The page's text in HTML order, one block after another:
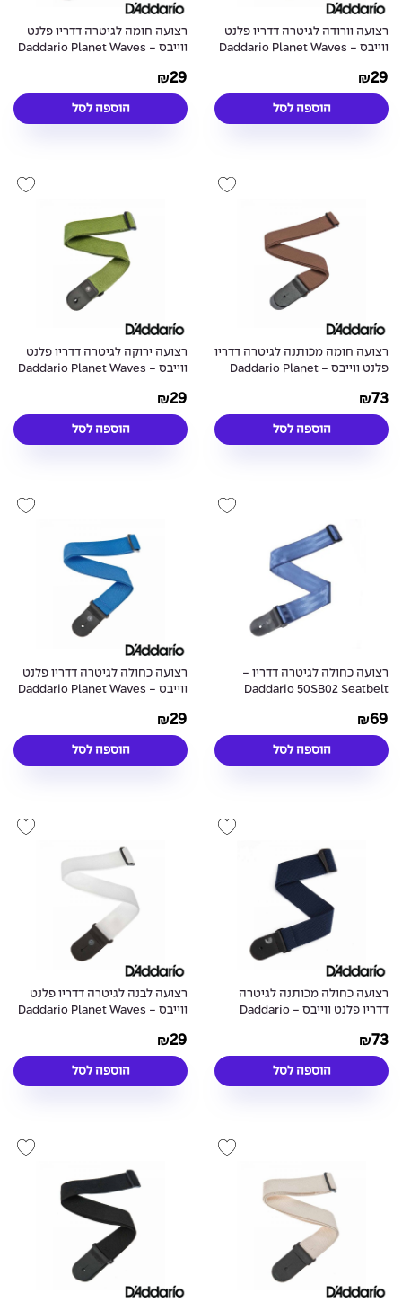
רצועה וורודה לגיטרה דדריו פלנט
ווייבס - Daddario Planet Waves
₪29
הוספה לסל
רצועה חומה לגיטרה דדריו פלנט
ווייבס - Daddario Planet Waves
₪29
הוספה לסל
רצועה חומה מכותנה לגיטרה דדריו
פלנט ווייבס - Daddario Planet
Brown
₪73
הוספה לסל
רצועה ירוקה לגיטרה דדריו פלנט
ווייבס - Daddario Planet Waves
₪29
הוספה לסל
רצועה כחולה לגיטרה דדריו -
Daddario 50SB02 Seatbelt
₪69
הוספה לסל
רצועה כחולה לגיטרה דדריו פלנט
ווייבס - Daddario Planet Waves
₪29
הוספה לסל
רצועה כחולה מכותנה לגיטרה
דדריו פלנט ווייבס - Daddario
Strap Blue
₪73
הוספה לסל
רצועה לבנה לגיטרה דדריו פלנט
ווייבס - Daddario Planet Waves
₪29
הוספה לסל